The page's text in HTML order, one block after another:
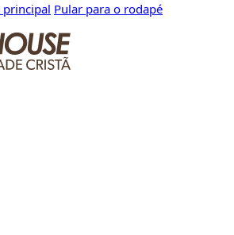
principal Pular para o rodapé